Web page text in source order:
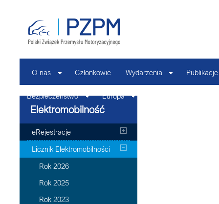
O nas Członkowie Wydarzenia Publikacje
Bezpieczeństwo Europa
Elektromobilność
eRejestracje
Licznik Elektromobilności
Rok 2026
Rok 2025
Rok 2023